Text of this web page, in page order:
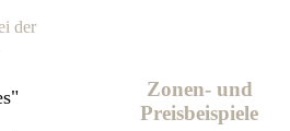
der
Zonen- und
Preisbeispiele